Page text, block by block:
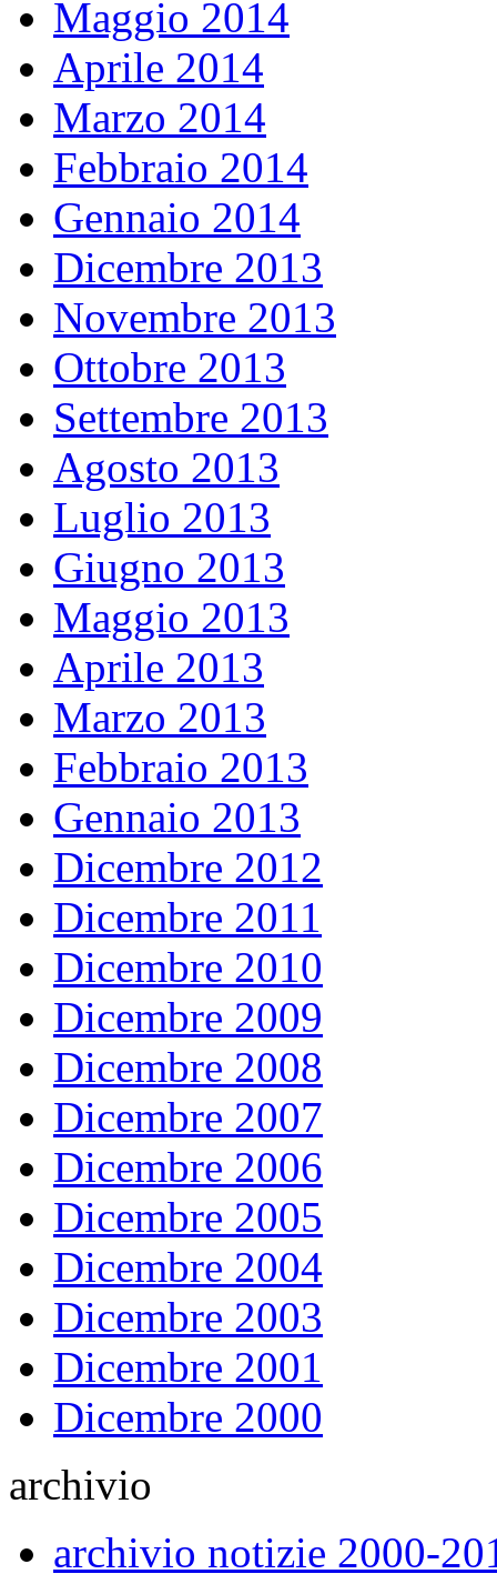
Maggio 2014
Aprile 2014
Marzo 2014
Febbraio 2014
Gennaio 2014
Dicembre 2013
Novembre 2013
Ottobre 2013
Settembre 2013
Agosto 2013
Luglio 2013
Giugno 2013
Maggio 2013
Aprile 2013
Marzo 2013
Febbraio 2013
Gennaio 2013
Dicembre 2012
Dicembre 2011
Dicembre 2010
Dicembre 2009
Dicembre 2008
Dicembre 2007
Dicembre 2006
Dicembre 2005
Dicembre 2004
Dicembre 2003
Dicembre 2001
Dicembre 2000
archivio
archivio notizie 2000-